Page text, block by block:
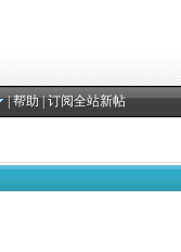
|帮助|订阅全站新帖